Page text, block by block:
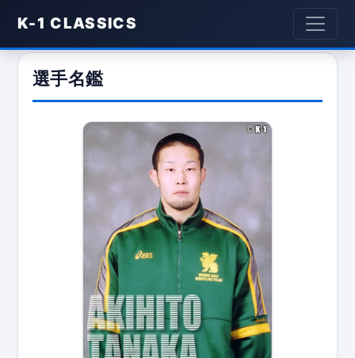
K-1 CLASSICS
選手名鑑